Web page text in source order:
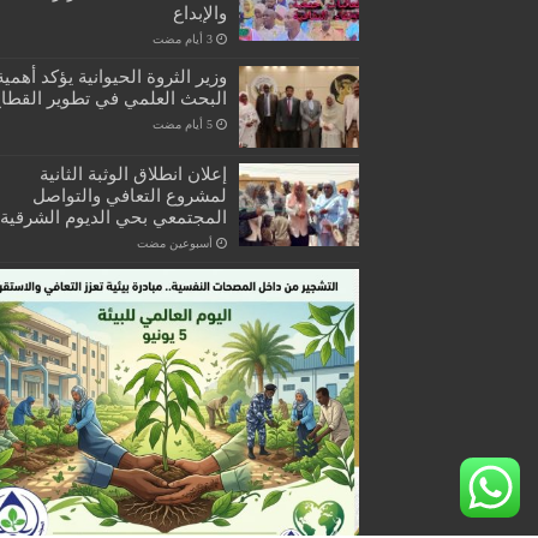
والإبداع
‏3 أيام مضت
وزير الثروة الحيوانية يؤكد
البحث العلمي في تطوير
‏5 أيام مضت
إعلان انطلاق الوثبة الثانية
لمشروع التعافي والتواصل
المجتمعي بحي الديوم الشرقية
‏أسبوعين مضت